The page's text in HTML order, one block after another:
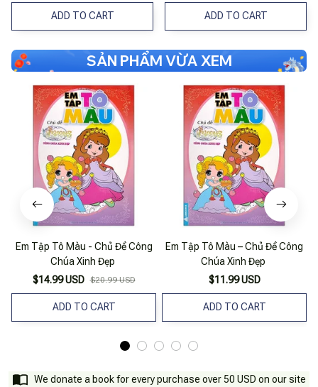
ADD TO CART ADD TO CART
SẢN PHẨM VỪA XEM
Em Tập Tô Màu - Chủ Đề Công
Chúa Xinh Đẹp
$14.99 USD $20.99 USD
ADD TO CART
Em Tập Tô Màu – Chủ Đề Công
Chúa Xinh Đẹp
$11.99 USD
ADD TO CART
We donate a book for every purchase over 50 USD on our site